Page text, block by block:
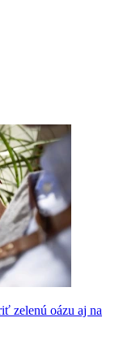
zelenú oázu aj na